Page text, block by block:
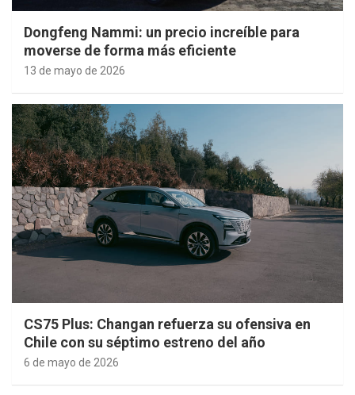
Dongfeng Nammi: un precio increíble para
moverse de forma más eficiente
13 de mayo de 2026
CS75 Plus: Changan refuerza su ofensiva en
Chile con su séptimo estreno del año
6 de mayo de 2026